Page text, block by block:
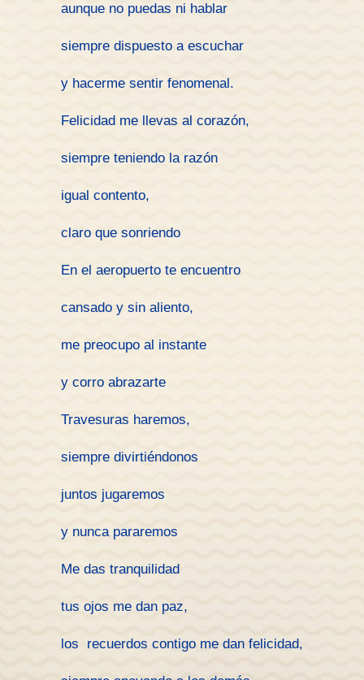
aunque no puedas ni hablar
siempre dispuesto a escuchar
y hacerme sentir fenomenal.
Felicidad me llevas al corazón,
siempre teniendo la razón
igual contento,
claro que sonriendo
En el aeropuerto te encuentro
cansado y sin aliento,
me preocupo al instante
y corro abrazarte
Travesuras haremos,
siempre divirtiéndonos
juntos jugaremos
y nunca pararemos
Me das tranquilidad
tus ojos me dan paz,
los recuerdos contigo me dan felicidad,